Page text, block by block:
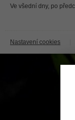
Ve všední dny, po
Nastavení cookies